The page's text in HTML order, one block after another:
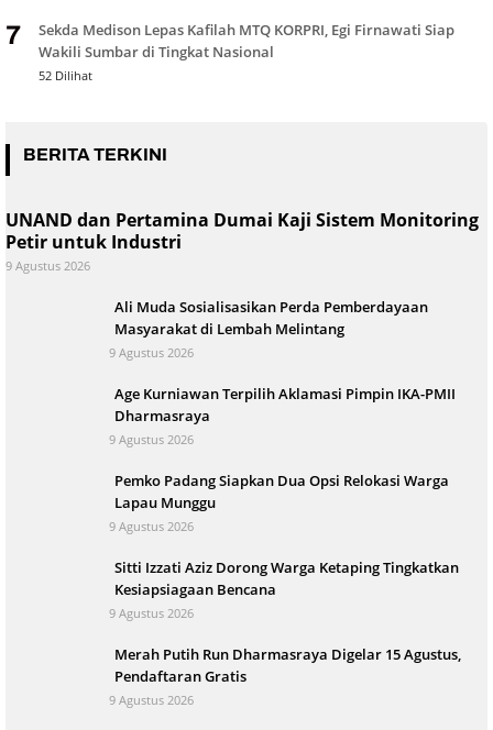
7
Sekda Medison Lepas Kafilah MTQ KORPRI, Egi Firnawati Siap
Wakili Sumbar di Tingkat Nasional
52 Dilihat
BERITA TERKINI
UNAND dan Pertamina Dumai Kaji Sistem Monitoring
Petir untuk Industri
9 Agustus 2026
Ali Muda Sosialisasikan Perda Pemberdayaan
Masyarakat di Lembah Melintang
9 Agustus 2026
Age Kurniawan Terpilih Aklamasi Pimpin IKA-PMII
Dharmasraya
9 Agustus 2026
Pemko Padang Siapkan Dua Opsi Relokasi Warga
Lapau Munggu
9 Agustus 2026
Sitti Izzati Aziz Dorong Warga Ketaping Tingkatkan
Kesiapsiagaan Bencana
9 Agustus 2026
Merah Putih Run Dharmasraya Digelar 15 Agustus,
Pendaftaran Gratis
9 Agustus 2026